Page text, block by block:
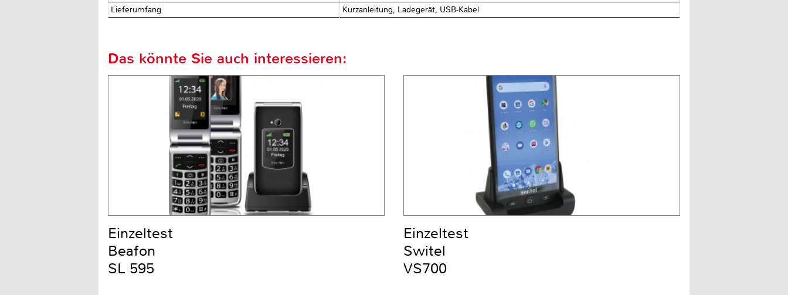
Lieferumfang
Kurzanleitung, Ladegerät, USB-Kabel
Das könnte Sie auch interessieren:
Einzeltest
Beafon
SL 595
Einzeltest
Switel
VS700